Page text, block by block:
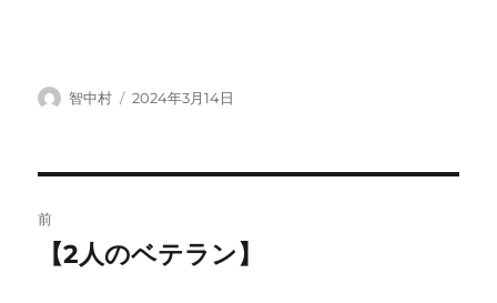
投
智中村
投
2024年3月14日
稿
前
【2人のベテラン】